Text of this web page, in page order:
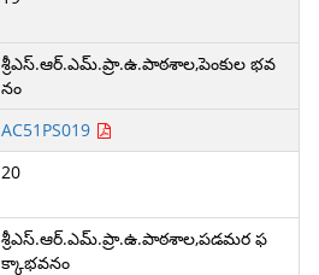
శ్రీఎస్.ఆర్.ఎమ్.ప్రా.ఉ.పాఠశాల,పెంకుల భవ
నం
AC51PS019
20
శ్రీఎస్.ఆర్.ఎమ్.ప్రా.ఉ.పాఠశాల,పడమర ఫ
క్కాభవనం